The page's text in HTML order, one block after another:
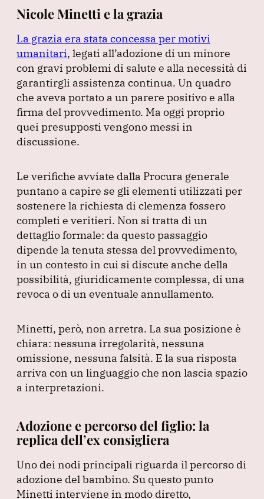
Nicole Minetti e la grazia
La grazia era stata concessa per motivi
umanitari, legati all’adozione di un minore
con gravi problemi di salute e alla necessità di
garantirgli assistenza continua. Un quadro
che aveva portato a un parere positivo e alla
firma del provvedimento. Ma oggi proprio
quei presupposti vengono messi in
discussione.
Le verifiche avviate dalla Procura generale
puntano a capire se gli elementi utilizzati per
sostenere la richiesta di clemenza fossero
completi e veritieri. Non si tratta di un
dettaglio formale: da questo passaggio
dipende la tenuta stessa del provvedimento,
in un contesto in cui si discute anche della
possibilità, giuridicamente complessa, di una
revoca o di un eventuale annullamento.
Minetti, però, non arretra. La sua posizione è
chiara: nessuna irregolarità, nessuna
omissione, nessuna falsità. E la sua risposta
arriva con un linguaggio che non lascia spazio
a interpretazioni.
Adozione e percorso del figlio: la
replica dell’ex consigliera
Uno dei nodi principali riguarda il percorso di
adozione del bambino. Su questo punto
Minetti interviene in modo diretto,